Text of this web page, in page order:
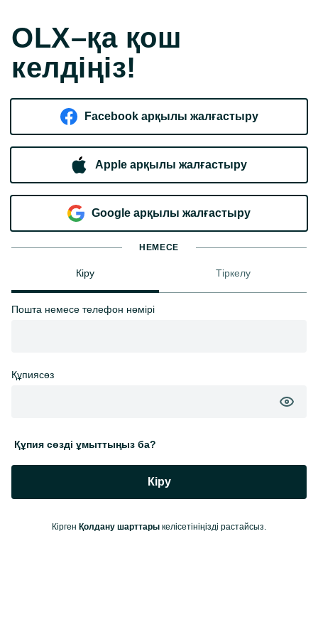
OLX–қа қош
келдіңіз!
Facebook арқылы жалғастыру
Apple арқылы жалғастыру
Google арқылы жалғастыру
НЕМЕСЕ
Кіру Тіркелу
Пошта немесе телефон нөмірі
Құпиясөз
Құпия сөзді ұмыттыңыз ба?
Кіру
Кірген Қолдану шарттары келісетініңізді растайсыз.